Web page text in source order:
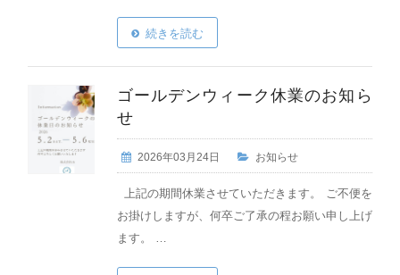
続きを読む
ゴールデンウィーク休業のお知ら
せ
2026年03月24日 お知らせ
上記の期間休業させていただきます。 ご不便を
お掛けしますが、何卒ご了承の程お願い申し上げ
ます。 …